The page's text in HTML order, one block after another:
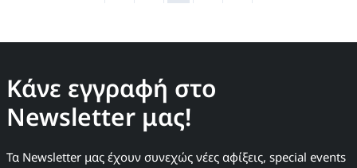
Κάνε εγγραφή στο
Newsletter μας!
Τα Newsletter μας έχουν συνεχώς νέες αφίξεις, special events